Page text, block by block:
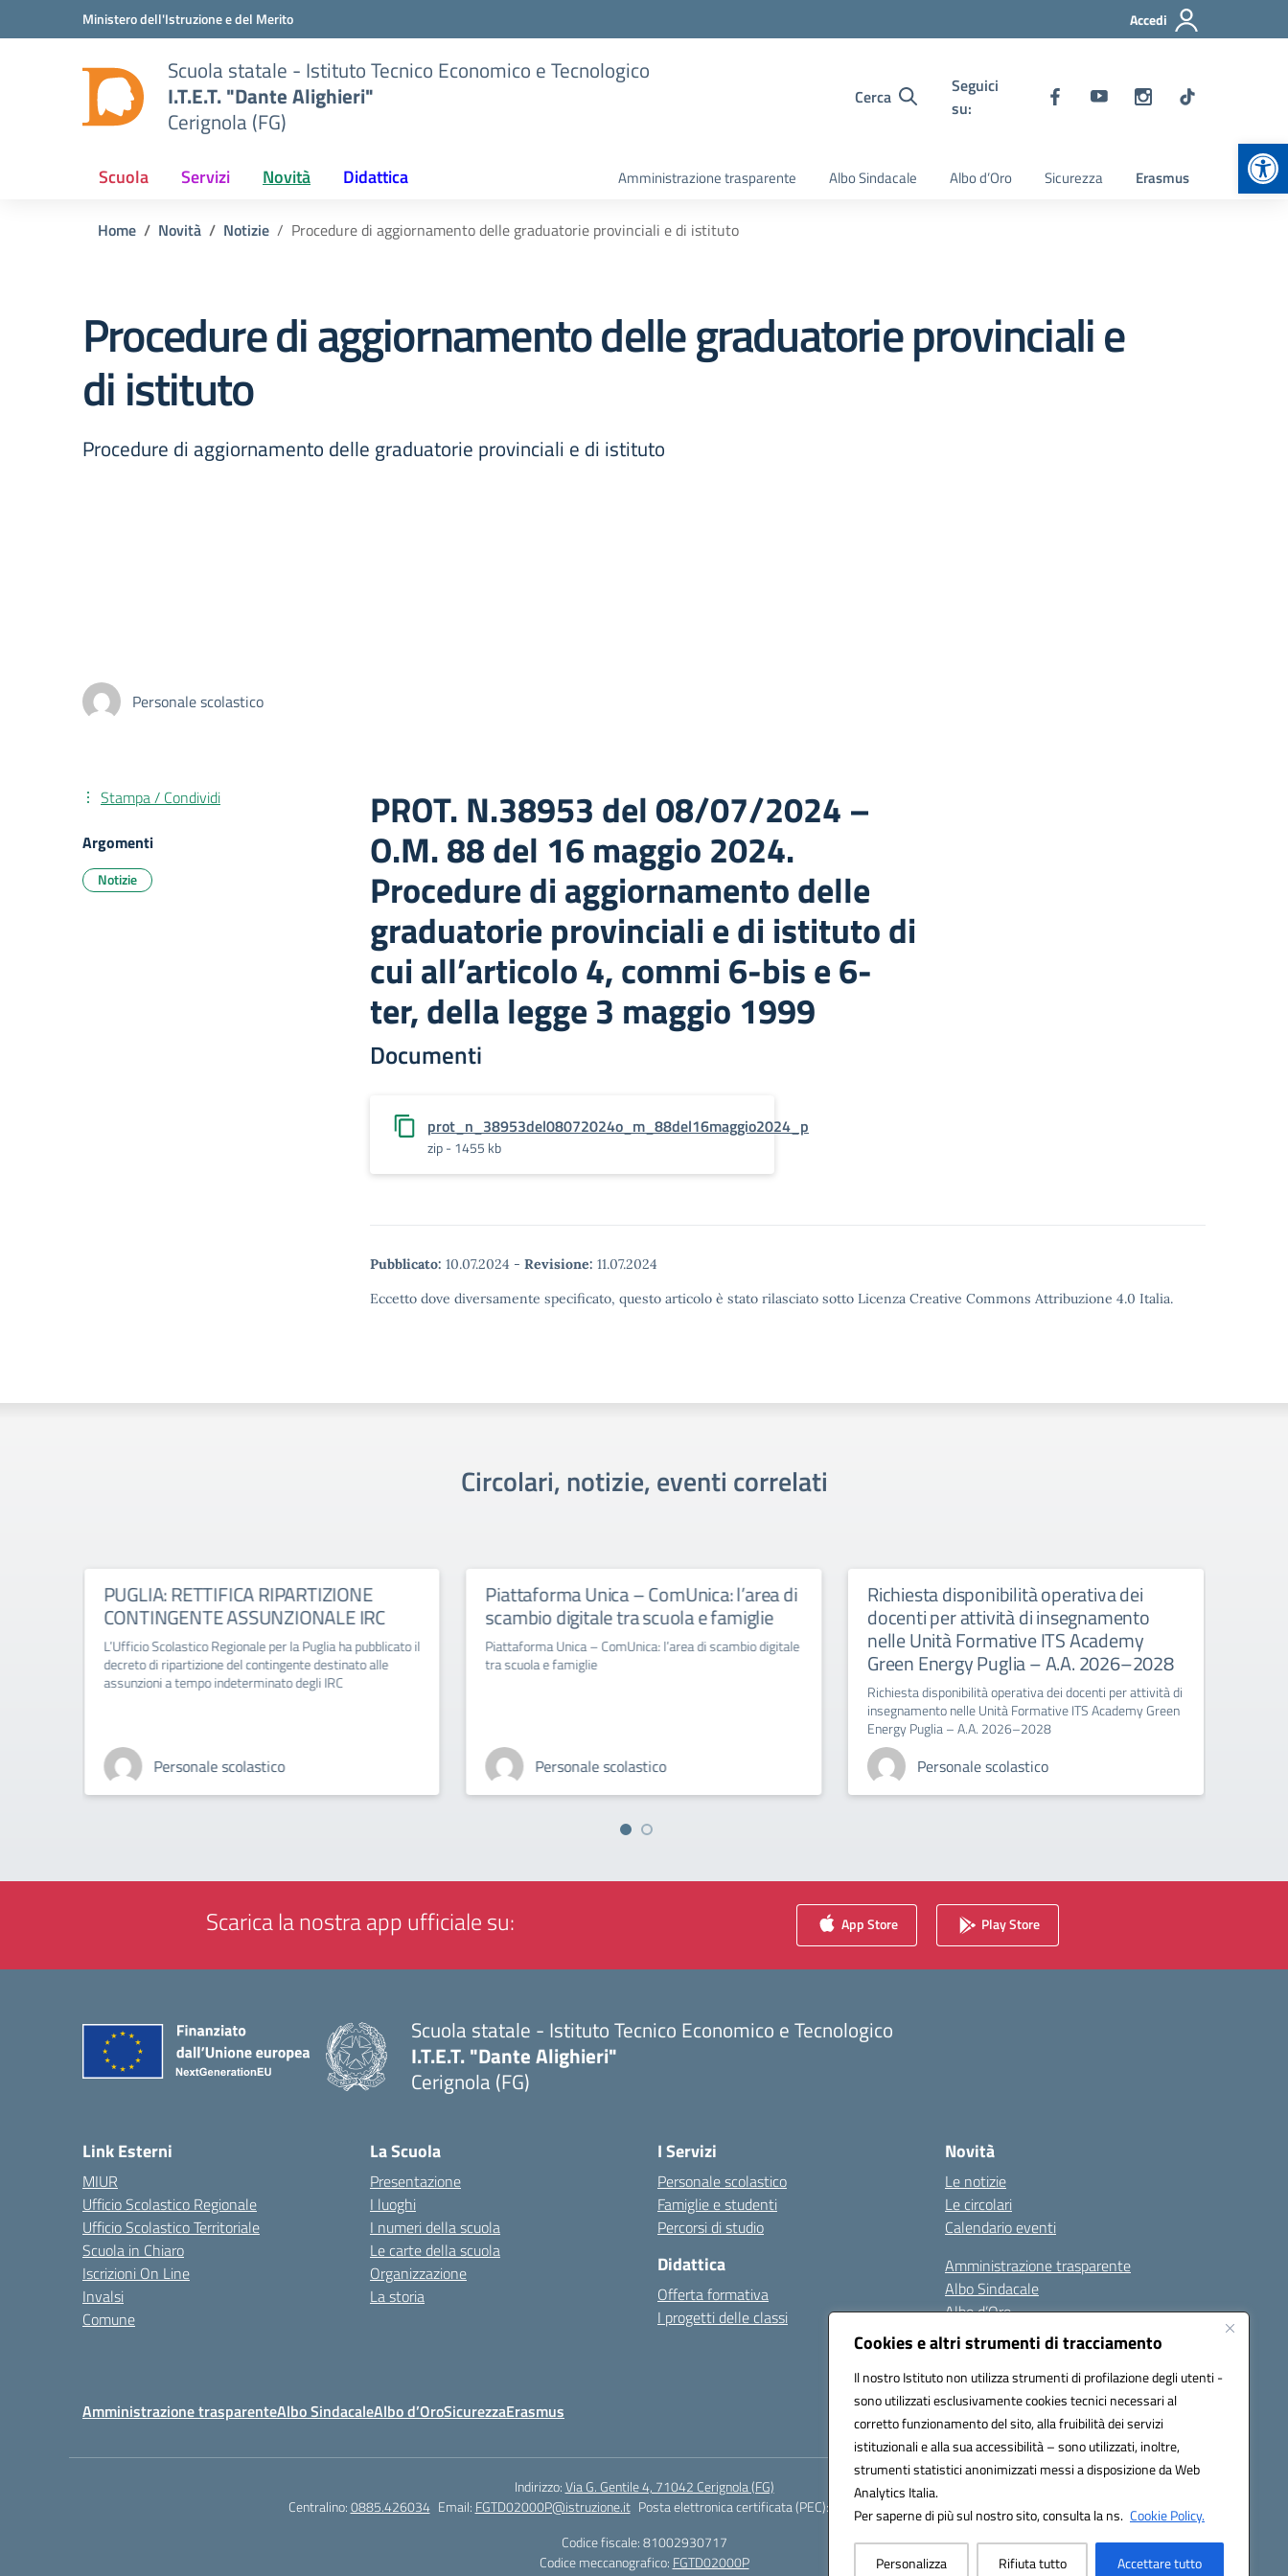
Cookies e altri strumenti di tracciamento
Il nostro Istituto non utilizza strumenti di profilazione degli utenti -
sono utilizzati esclusivamente cookies tecnici necessari al
corretto funzionamento del sito, alla fruibilità dei servizi
istituzionali e alla sua accessibilità – sono utilizzati, inoltre,
strumenti statistici anonimizzati messi a disposizione da Web
Analytics Italia.
Per saperne di più sul nostro sito, consulta la ns. Cookie Policy.
Personalizza Rifiuta tutto Accettare tutto
Vai ai contenuti
Vai al menu di navigazioneMinistero dell'Istruzione e del Merito Accedi
Scuola statale - Istituto Tecnico Economico e Tecnologico
I.T.E.T. "Dante Alighieri"
Cerignola (FG)
Cerca
Seguici
su:
Scuola Servizi Novità Didattica Amministrazione trasparente Albo Sindacale Albo d’Oro Sicurezza Erasmus
Home Novità Notizie Procedure di aggiornamento delle graduatorie provinciali e di istituto
Procedure di aggiornamento delle graduatorie provinciali e
di istituto
Procedure di aggiornamento delle graduatorie provinciali e di istituto
Personale scolastico
PROT. N.38953 del 08/07/2024 –
O.M. 88 del 16 maggio 2024.
Procedure di aggiornamento delle
graduatorie provinciali e di istituto di
cui all’articolo 4, commi 6-bis e 6-
ter, della legge 3 maggio 1999
Documenti
prot_n_38953del08072024o_m_88del16maggio2024_p
zip - 1455 kb
Pubblicato: 10.07.2024 - Revisione: 11.07.2024
Eccetto dove diversamente specificato, questo articolo è stato rilasciato sotto Licenza Creative Commons Attribuzione 4.0 Italia.
Stampa / Condividi
Argomenti
Notizie
Circolari, notizie, eventi correlati
PUGLIA: RETTIFICA RIPARTIZIONE
CONTINGENTE ASSUNZIONALE IRC
L’Ufficio Scolastico Regionale per la Puglia ha pubblicato il
decreto di ripartizione del contingente destinato alle
assunzioni a tempo indeterminato degli IRC
Personale scolastico
Piattaforma Unica – ComUnica: l’area di
scambio digitale tra scuola e famiglie
Piattaforma Unica – ComUnica: l’area di scambio digitale
tra scuola e famiglie
Personale scolastico
Richiesta disponibilità operativa dei
docenti per attività di insegnamento
nelle Unità Formative ITS Academy
Green Energy Puglia – A.A. 2026–2028
Richiesta disponibilità operativa dei docenti per attività di
insegnamento nelle Unità Formative ITS Academy Green
Energy Puglia – A.A. 2026–2028
Personale scolastico
Scarica la nostra app ufficiale su: App Store Play Store
Scuola statale - Istituto Tecnico Economico e Tecnologico
I.T.E.T. "Dante Alighieri"
Cerignola (FG)
Link Esterni
MIUR
Ufficio Scolastico Regionale
Ufficio Scolastico Territoriale
Scuola in Chiaro
Iscrizioni On Line
Invalsi
Comune
La Scuola
Presentazione
I luoghi
I numeri della scuola
Le carte della scuola
Organizzazione
La storia
I Servizi
Personale scolastico
Famiglie e studenti
Percorsi di studio
Didattica
Offerta formativa
I progetti delle classi
Novità
Le notizie
Le circolari
Calendario eventi
Amministrazione trasparente
Albo Sindacale
Albo d’Oro
Sicurezza
Erasmus
Amministrazione trasparenteAlbo SindacaleAlbo d’OroSicurezzaErasmus Seguici su:
Indirizzo:Via G. Gentile 4, 71042 Cerignola (FG)
Centralino:0885.426034 Email: FGTD02000P@istruzione.it Posta elettronica certificata (PEC):
fgtd02000p@pec.istruzione.it
Codice fiscale: 81002930717
Codice meccanografico: FGTD02000P